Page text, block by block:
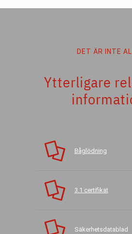
DET ÄR INTE
Ytterligare
Båglödning
3.1 certifikat
Säkerhetsdatablad